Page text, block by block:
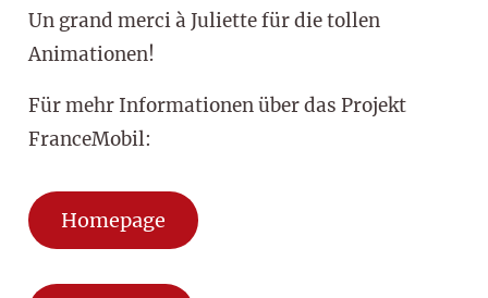
Un grand merci à Juliette für die tollen
Animationen!
Für mehr Informationen über das Projekt
FranceMobil:
Homepage